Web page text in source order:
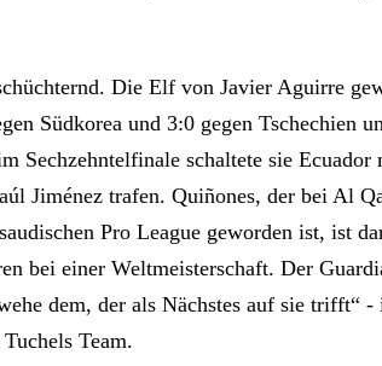
Die Elf von Javier Aguirre
Südkorea und 3:0 gegen Tschechien
Sechzehntelfinale schaltete sie Ecuador
Jiménez trafen. Quiñones, der bei Al
Pro League geworden ist, ist
bei einer Weltmeisterschaft. Der
dem, der als Nächstes auf sie trifft“ -
Team.